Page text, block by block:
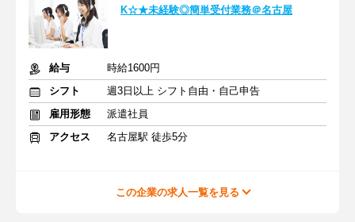
K☆★未経験◎簡単受付業務＠名古屋
給与
時給1600円
シフト
週3日以上 シフト自由・自己申告
雇用形態
派遣社員
アクセス
名古屋駅 徒歩5分
この企業の求人一覧を見る